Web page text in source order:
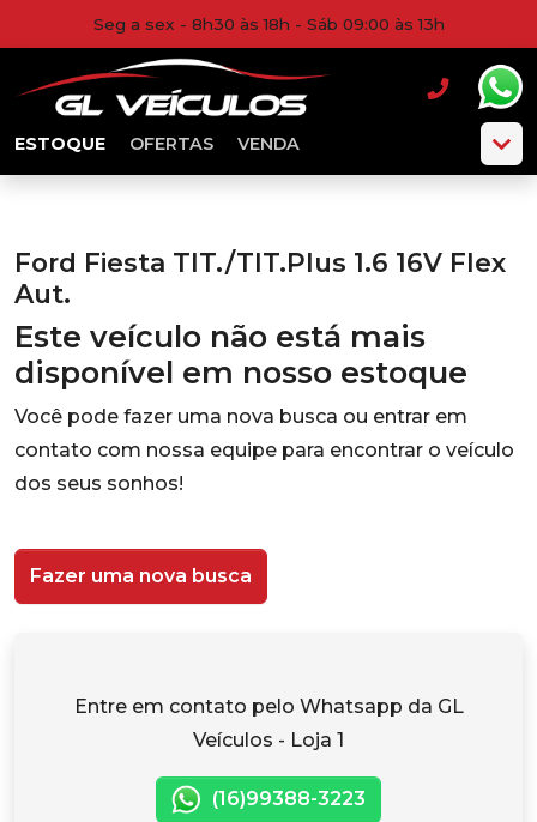
Seg a sex - 8h30 às 18h - Sáb 09:00 às 13h
ESTOQUE OFERTAS VENDA
Ford Fiesta TIT./TIT.Plus 1.6 16V Flex
Aut.
Este veículo não está mais
disponível em nosso estoque
Você pode fazer uma nova busca ou entrar em
contato com nossa equipe para encontrar o veículo
dos seus sonhos!
Fazer uma nova busca
Entre em contato pelo Whatsapp da GL
Veículos - Loja 1
(16)99388-3223